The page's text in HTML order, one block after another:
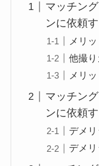
マッチン
ンに依頼
メリ
他撮
メリ
マッチン
ンに依頼
デメ
デメ